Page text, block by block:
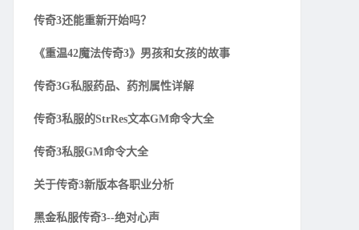
传奇3还能重新开始吗？
《重温42魔法传奇3》男孩和女孩的故事
传奇3G私服药品、药剂属性详解
传奇3私服的StrRes文本GM命令大全
传奇3私服GM命令大全
关于传奇3新版本各职业分析
黑金私服传奇3--绝对心声